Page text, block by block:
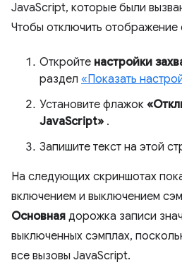
JavaScript, которые были
Чтобы отключить отображение
Откройте настройки
раздел «Показать
Установите флажок
JavaScript» .
Запишите текст на этой
На следующих скриншотах
включением и выключением
Основная дорожка записи
выключенных сэмплах,
все вызовы JavaScript.